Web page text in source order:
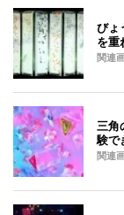
びょ
を重
関連
三角
験で
関連